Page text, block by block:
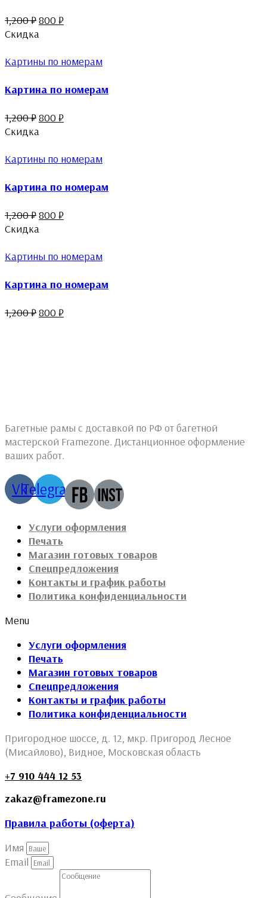
1,200₽800 ₽
Скидка
Картины по номерам
Картина по номерам
1,200₽800 ₽
Скидка
Картины по номерам
Картина по номерам
1,200₽800 ₽
Скидка
Картины по номерам
Картина по номерам
1,200₽800 ₽
Багетные рамы с доставкой по РФ от багетной
мастерской Framezone. Дистанционное оформление
ваших работ.
VkTelegram
Услуги оформления
Печать
Магазин готовых товаров
Спецпредложения
Контакты и график работы
Политика конфиденциальности
Menu
Услуги оформления
Печать
Магазин готовых товаров
Спецпредложения
Контакты и график работы
Политика конфиденциальности
Пригородное шоссе, д. 12, мкр. Пригород Лесное
(Мисайлово), Видное, Московская область
+7 910 444 12 53
zakaz@framezone.ru
Правила работы (оферта)
Имя
Email